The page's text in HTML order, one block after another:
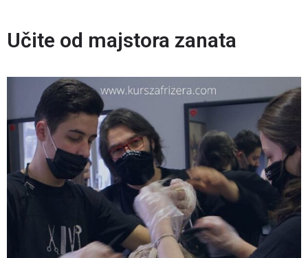
Učite od majstora zanata